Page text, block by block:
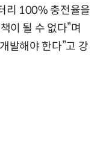
리 100% 충전율을
이 될 수 없다”며
발해야 한다”고 강